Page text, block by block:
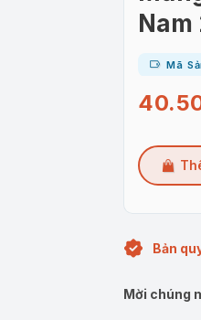
Nam
Mã
Bản
Mời chúng